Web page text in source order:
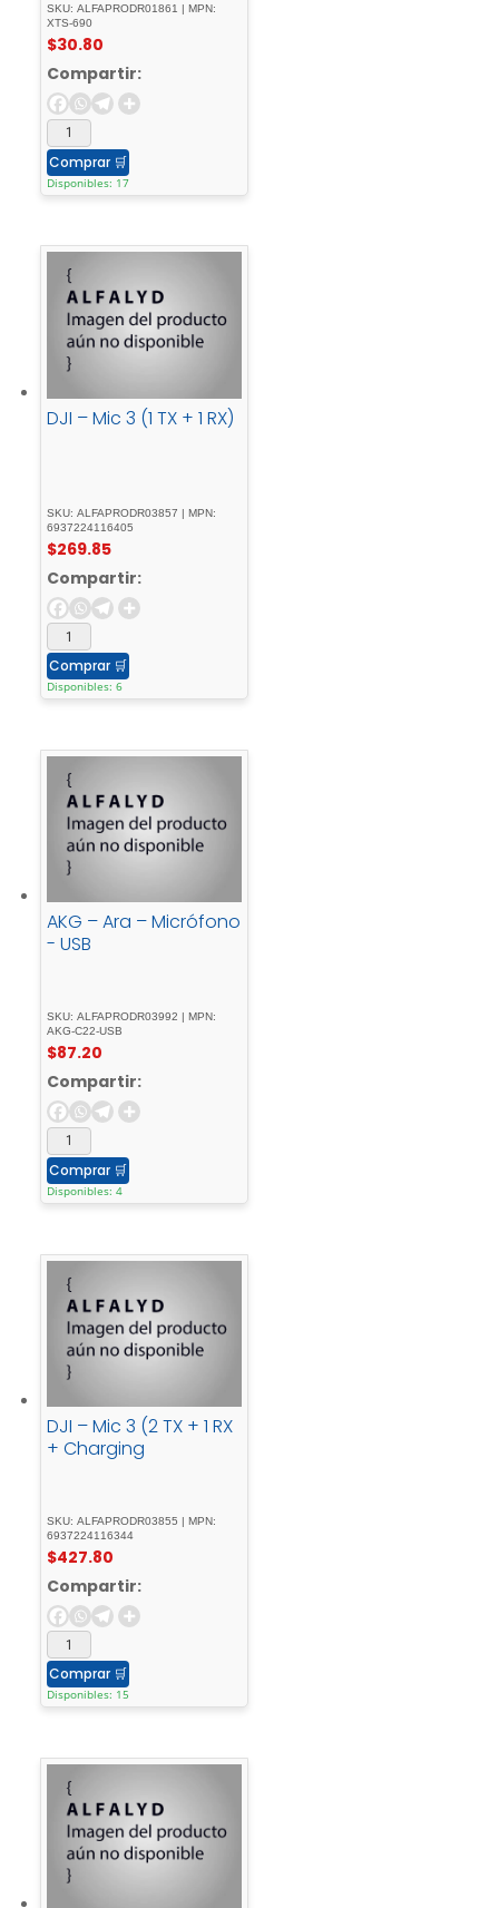
SKU: ALFAPRODR01861 | MPN:
XTS-690
$30.80
Compartir:
Comprar 🛒
Disponibles: 17
DJI – Mic 3 (1 TX + 1 RX)
SKU: ALFAPRODR03857 | MPN:
6937224116405
$269.85
Compartir:
Comprar 🛒
Disponibles: 6
AKG – Ara – Micrófono
- USB
SKU: ALFAPRODR03992 | MPN:
AKG-C22-USB
$87.20
Compartir:
Comprar 🛒
Disponibles: 4
DJI – Mic 3 (2 TX + 1 RX
+ Charging
SKU: ALFAPRODR03855 | MPN:
6937224116344
$427.80
Compartir:
Comprar 🛒
Disponibles: 15